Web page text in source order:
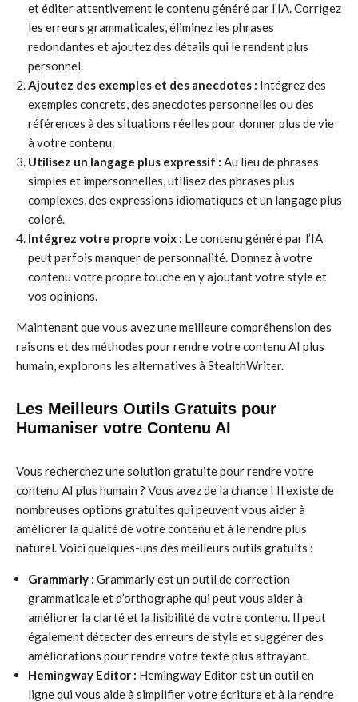
et éditer attentivement le contenu généré par l’IA. Corrigez
les erreurs grammaticales, éliminez les phrases
redondantes et ajoutez des détails qui le rendent plus
personnel.
Ajoutez des exemples et des anecdotes : Intégrez des
exemples concrets, des anecdotes personnelles ou des
références à des situations réelles pour donner plus de vie
à votre contenu.
Utilisez un langage plus expressif : Au lieu de phrases
simples et impersonnelles, utilisez des phrases plus
complexes, des expressions idiomatiques et un langage plus
coloré.
Intégrez votre propre voix : Le contenu généré par l’IA
peut parfois manquer de personnalité. Donnez à votre
contenu votre propre touche en y ajoutant votre style et
vos opinions.
Maintenant que vous avez une meilleure compréhension des
raisons et des méthodes pour rendre votre contenu AI plus
humain, explorons les alternatives à StealthWriter.
Les Meilleurs Outils Gratuits pour
Humaniser votre Contenu AI
Vous recherchez une solution gratuite pour rendre votre
contenu AI plus humain ? Vous avez de la chance ! Il existe de
nombreuses options gratuites qui peuvent vous aider à
améliorer la qualité de votre contenu et à le rendre plus
naturel. Voici quelques-uns des meilleurs outils gratuits :
Grammarly : Grammarly est un outil de correction
grammaticale et d’orthographe qui peut vous aider à
améliorer la clarté et la lisibilité de votre contenu. Il peut
également détecter des erreurs de style et suggérer des
améliorations pour rendre votre texte plus attrayant.
Hemingway Editor : Hemingway Editor est un outil en
ligne qui vous aide à simplifier votre écriture et à la rendre